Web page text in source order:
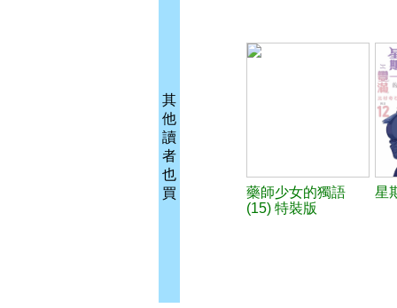
其
他
讀
者
也
買
藥師少女的獨語
(15) 特裝版
星